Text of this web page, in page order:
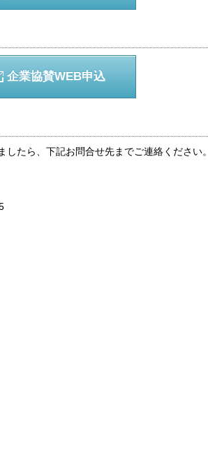
企業協賛WEB申込
たら、下記お問合せ先までご連絡ください。